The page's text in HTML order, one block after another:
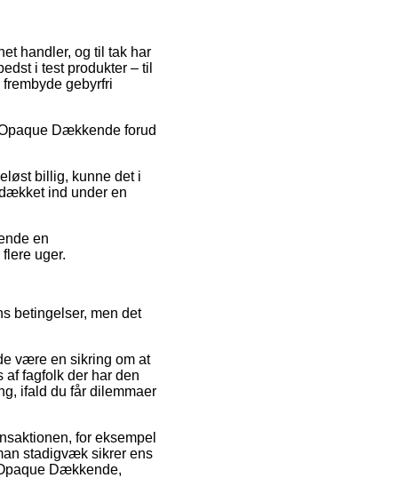
handler, og til tak har
i test produkter – til
gebyrfri
Dækkende forud
billig, kunne det i
ind under en
en
uger.
betingelser, men det
være en sikring om at
fagfolk der har den
ifald du får dilemmaer
for eksempel
stadigvæk sikrer ens
Dækkende,